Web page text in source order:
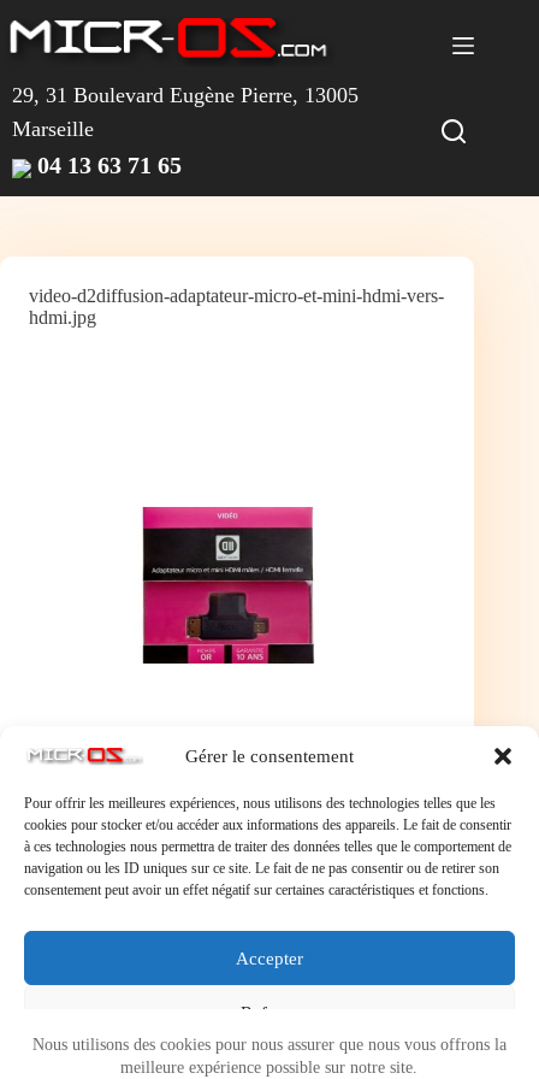
Gérer le consentement
Pour offrir les meilleures expériences, nous utilisons des technologies telles que les
cookies pour stocker et/ou accéder aux informations des appareils. Le fait de consentir
à ces technologies nous permettra de traiter des données telles que le comportement de
navigation ou les ID uniques sur ce site. Le fait de ne pas consentir ou de retirer son
consentement peut avoir un effet négatif sur certaines caractéristiques et fonctions.
Accepter
Refuser
Voir les préférences
au
contenu
Nous utilisons des cookies pour nous assurer que nous vous offrons la
meilleure expérience possible sur notre site.
29, 31 Boulevard Eugène Pierre, 13005
Marseille
04 13 63 71 65
video-d2diffusion-adaptateur-micro-et-mini-hdmi-vers-
hdmi.jpg
Laisser un commentaire
Vous devez
pour publier un commentaire.